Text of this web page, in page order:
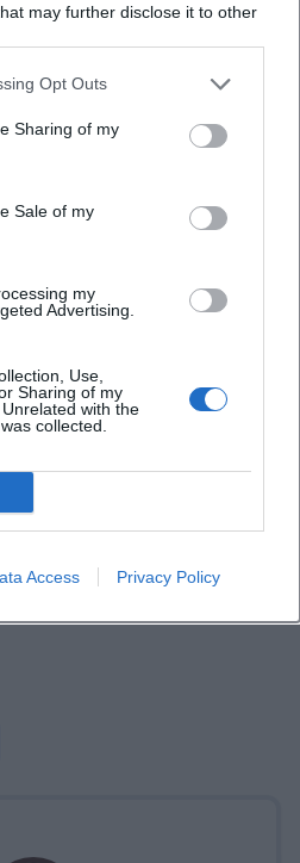
may further disclose it to other
Opt Outs
Sharing of my
Sale of my
my
Advertising.
Use,
Sharing of my
with the
collected.
Access Privacy Policy
zugänglich?
Wetter statt?